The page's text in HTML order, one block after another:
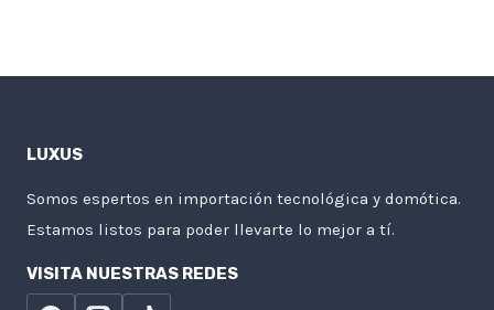
LUXUS
Somos espertos en importación tecnológica y domótica.
Estamos listos para poder llevarte lo mejor a tí.
VISITA NUESTRAS REDES